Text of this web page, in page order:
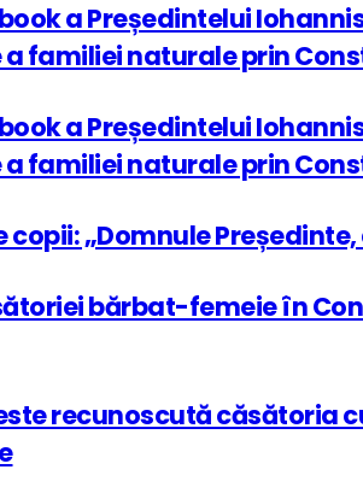
a Președintelui
familiei naturale prin
a Președintelui
familiei naturale prin
„Domnule
bărbat-femeie în
recunoscută